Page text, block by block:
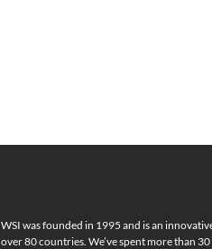
WSI was founded in 1995 and is an
over 80 countries. We’ve spent more than